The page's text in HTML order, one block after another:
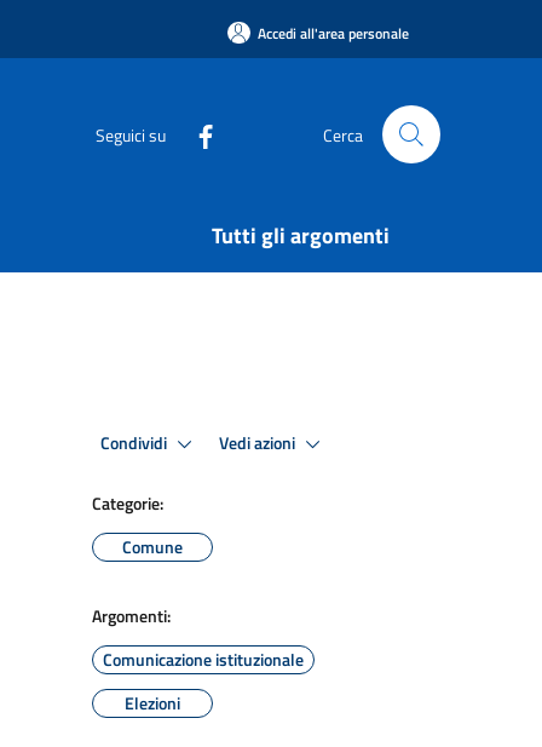
Accedi all'area personale
Seguici su Cerca
Tutti gli argomenti
Condividi Vedi azioni
Categorie:
Comune
Argomenti:
Comunicazione istituzionale
Elezioni